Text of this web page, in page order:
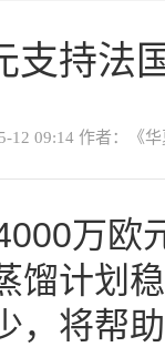
支持法
12 09:14 作者：《
万欧
馏计划
，将帮